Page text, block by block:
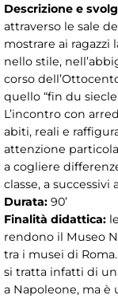
Descrizione e
attraverso le sale
mostrare ai
nello stile,
corso
quello “fin du
L’incontro con
abiti, reali e
attenzione
a cogliere
classe, a
Durata: 90’
Finalità didattica:
rendono il Museo
tra i musei di
si tratta infatti di
a Napoleone, ma è